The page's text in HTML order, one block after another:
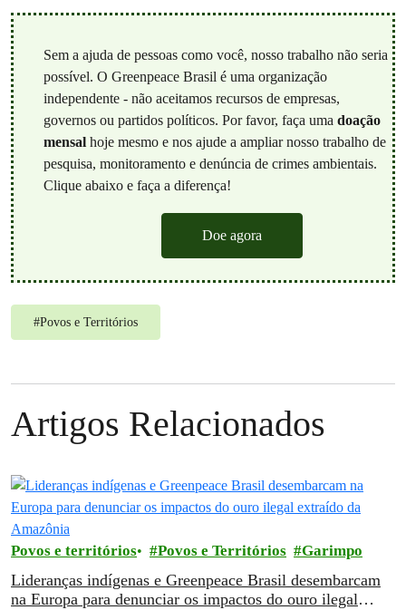
Sem a ajuda de pessoas como você, nosso trabalho não seria
possível. O Greenpeace Brasil é uma organização
independente - não aceitamos recursos de empresas,
governos ou partidos políticos. Por favor, faça uma doação
mensalhoje mesmo e nos ajude a ampliar nosso trabalho de
pesquisa, monitoramento e denúncia de crimes ambientais.
Clique abaixo e faça a diferença!
Doe agora
#Povos e Territórios
Artigos Relacionados
Povos e territórios Povos e Territórios Garimpo
Lideranças indígenas e Greenpeace Brasil desembarcam
na Europa para denunciar os impactos do ouro ilegal